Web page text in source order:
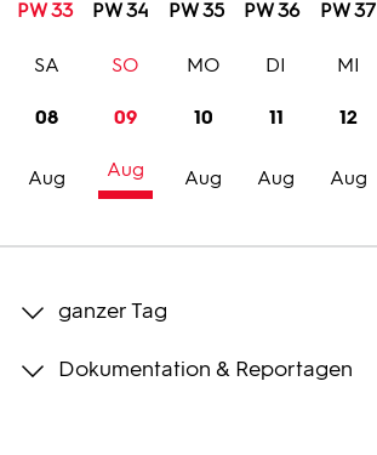
Programm
Trailer
Bilder
PW 33 PW 34 PW 35 PW 36 PW 37
08
Aug
SA
09
Aug
SO
10
Aug
MO
11
Aug
DI
12
Aug
MI
ganzer Tag
Dokumentation & Reportagen